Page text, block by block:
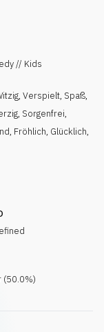
// Kids
, Verspielt, Spaß,
, Sorgenfrei,
, Fröhlich, Glücklich,
(50.0%)